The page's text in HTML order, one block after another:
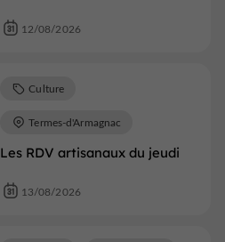
12/08/2026
Les RDV artisanaux du jeudi
Culture
Termes-d'Armagnac
13/08/2026